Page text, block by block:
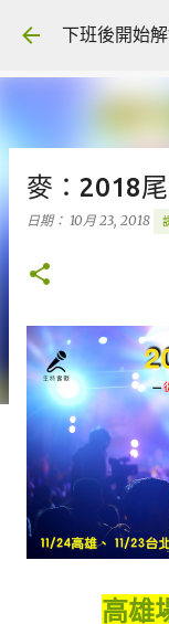
麥：2018
日期： 10月 23, 2018
高雄